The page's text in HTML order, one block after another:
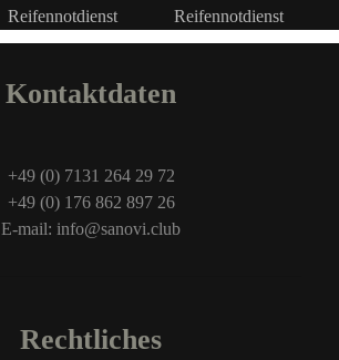
Kontaktdaten
+49 (0) 7131 264 29 72
+49 (0) 176 862 897 26
E-mail: info@sanovi.club
Rechtliches